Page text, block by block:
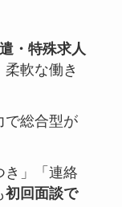
・特殊求人
軟な働き
で総合型が
き」「連絡
初回面談で